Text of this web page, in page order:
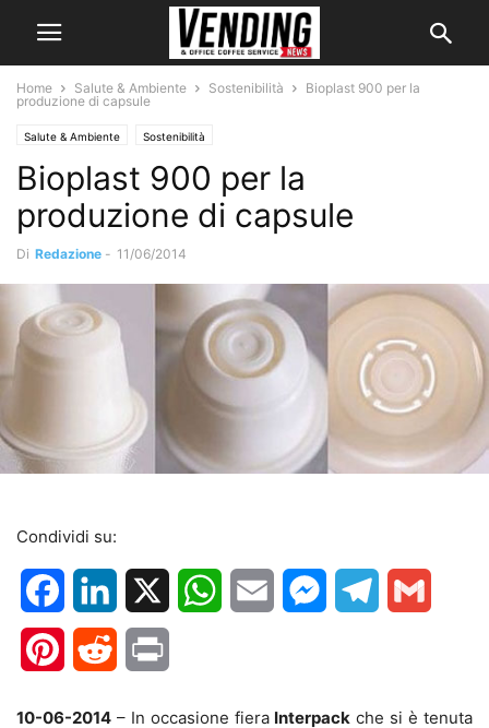
Home Salute & Ambiente Sostenibilità
Bioplast 900 per la
produzione di capsule
Salute & Ambiente Sostenibilità
Bioplast 900 per la
produzione di capsule
Di Redazione - 11/06/2014
Condividi su:
FacebookLinkedIn WhatsApp
Email MessengerTelegram
PinterestReddit
10-06-2014 – In occasione fiera Interpack che si è tenuta